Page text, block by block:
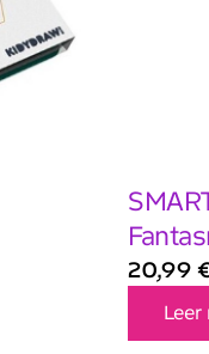
20,99
Leer